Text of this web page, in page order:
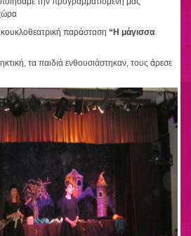
παράσταση “Η μάγισσα
τα παιδιά ενθουσιάστηκαν, τους άρεσε